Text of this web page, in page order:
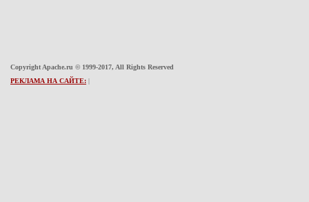
Copyright Apache.ru © 1999-2017, All Rights Reserved
РЕКЛАМА НА САЙТЕ: |